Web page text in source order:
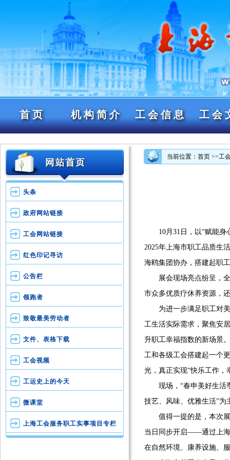
首页 机构简介 工会信息 工会
头条
政府网站链接
工会网站链接
红色印记寻访
公告栏
领跑者
致敬最美劳动者
文件、表格下载
工会视频
工运史上的今天
微课堂
上海工会服务职工实事项目专栏
当前位置：首页 >>工
10月31日，以“赋能身心
2025年上海市职工品质生
海鸥集团协办，搭建起职
展会现场亮点纷呈，全
市众多优质疗休养资源，
为进一步满足职工对美
工生活实际需求，聚焦安
升职工幸福指数的新场景
工和各级工会搭建起一个
光，真正实现“快乐工作，
现场，“春申美好生活季
技艺、风味、优雅生活”
值得一提的是，本次展
当日同步开启——通过上海
在自然环境、康养设施、